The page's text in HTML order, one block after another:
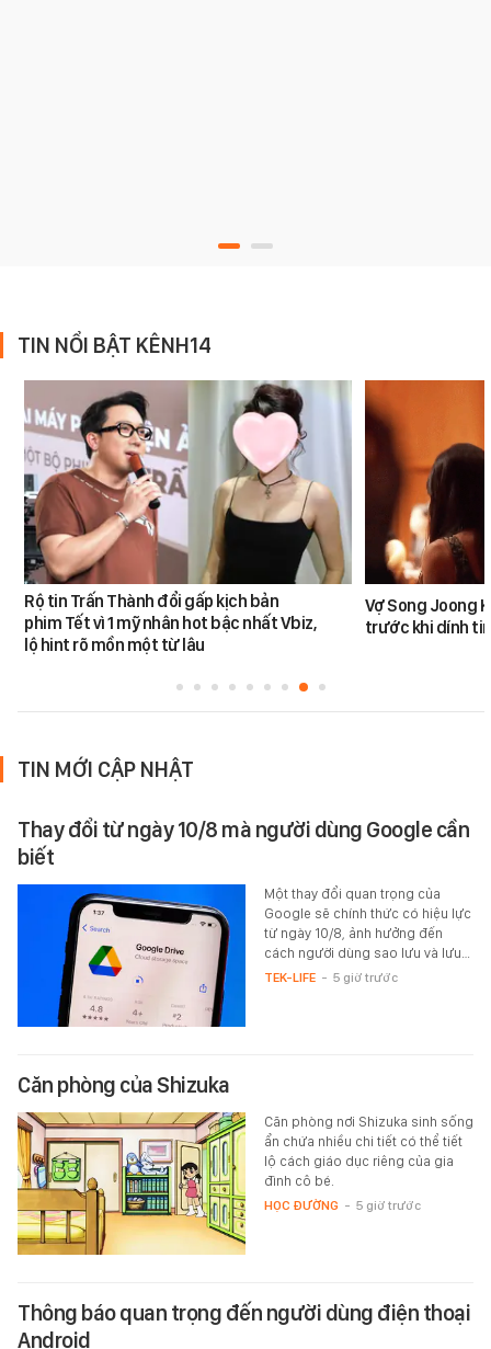
TIN NỔI BẬT KÊNH14
Rộ tin Trấn Thành đổi gấp kịch bản
phim Tết vì 1 mỹ nhân hot bậc nhất Vbiz,
lộ hint rõ mồn một từ lâu
Vợ Song Joong
trước khi dính
TIN MỚI CẬP NHẬT
Thay đổi từ ngày 10/8 mà người dùng Google cần
biết
Một thay đổi quan trọng của
Google sẽ chính thức có hiệu lực
từ ngày 10/8, ảnh hưởng đến
cách người dùng sao lưu và lưu…
TEK-LIFE - 5 giờ trước
Căn phòng của Shizuka
Căn phòng nơi Shizuka sinh sống
ẩn chứa nhiều chi tiết có thể tiết
lộ cách giáo dục riêng của gia
đình cô bé.
HỌC ĐƯỜNG - 5 giờ trước
Thông báo quan trọng đến người dùng điện thoại
Android